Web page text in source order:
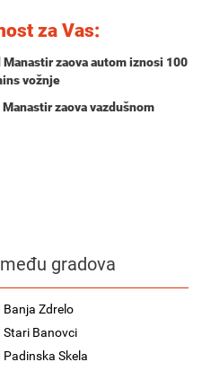
za Vas:
zaova autom iznosi 100
vožnje
zaova vazdušnom
gradova
Banja Zdrelo
Stari Banovci
Skela